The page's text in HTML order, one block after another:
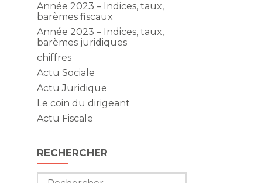
Année 2023 – Indices, taux,
barèmes fiscaux
Année 2023 – Indices, taux,
barèmes juridiques
chiffres
Actu Sociale
Actu Juridique
Le coin du dirigeant
Actu Fiscale
RECHERCHER
Rechercher :